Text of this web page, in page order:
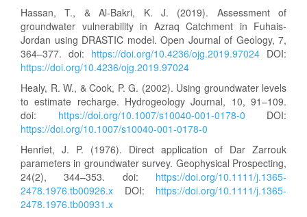
Hassan, T., & Al-Bakri, K. J. (2019). Assessment of
groundwater vulnerability in Azraq Catchment in Fuhais-
Jordan using DRASTIC model. Open Journal of Geology, 7,
364–377. doi: https://doi.org/10.4236/ojg.2019.97024 DOI:
https://doi.org/10.4236/ojg.2019.97024
Healy, R. W., & Cook, P. G. (2002). Using groundwater levels
to estimate recharge. Hydrogeology Journal, 10, 91–109.
doi: https://doi.org/10.1007/s10040-001-0178-0 DOI:
https://doi.org/10.1007/s10040-001-0178-0
Henriet, J. P. (1976). Direct application of Dar Zarrouk
parameters in groundwater survey. Geophysical Prospecting,
24(2), 344–353. doi: https://doi.org/10.1111/j.1365-
2478.1976.tb00926.x DOI: https://doi.org/10.1111/j.1365-
2478.1976.tb00931.x